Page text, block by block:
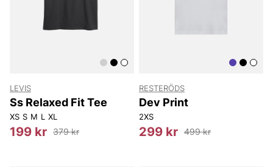
LEVIS
Ss Relaxed Fit Tee
XS S M L XL
199 kr 379 kr
RESTERÖDS
Dev Print
2XS
299 kr 499 kr